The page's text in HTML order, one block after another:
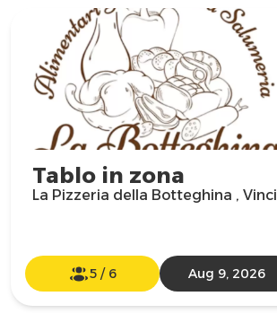
Tablo in zona
La Pizzeria della Botteghina , Vinci
5 / 6 Aug 9, 2026